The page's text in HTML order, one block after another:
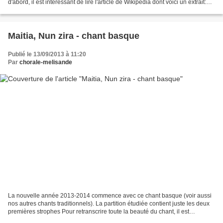
d'abord, il est intéressant de lire l'article de Wikipédia dont voici un extrait:
Maitia, Nun zira - chant basque
Publié le 13/09/2013 à 11:20
Par chorale-melisande
La nouvelle année 2013-2014 commence avec ce chant basque (voir aussi
nos autres chants traditionnels). La partition étudiée contient juste les deux
premières strophes Pour retranscrire toute la beauté du chant, il est